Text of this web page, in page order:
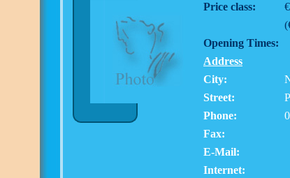
Price class:
Opening Times:
Address
City:
Street:
Phone:
Fax:
E-Mail:
Internet: